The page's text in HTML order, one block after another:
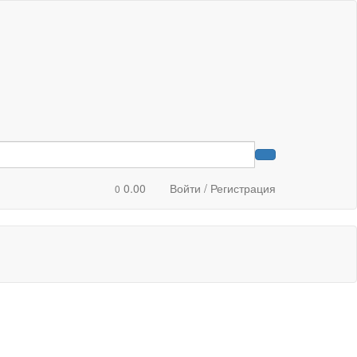
0 0.00 Войти / Регистрация